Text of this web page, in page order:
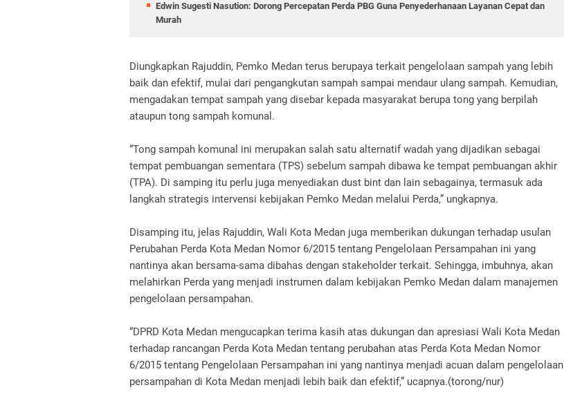
Edwin Sugesti Nasution: Dorong Percepatan Perda PBG Guna Penyederhanaan Layanan Cepat dan
Murah
Diungkapkan Rajuddin, Pemko Medan terus berupaya terkait pengelolaan sampah yang lebih
baik dan efektif, mulai dari pengangkutan sampah sampai mendaur ulang sampah. Kemudian,
mengadakan tempat sampah yang disebar kepada masyarakat berupa tong yang berpilah
ataupun tong sampah komunal.
“Tong sampah komunal ini merupakan salah satu alternatif wadah yang dijadikan sebagai
tempat pembuangan sementara (TPS) sebelum sampah dibawa ke tempat pembuangan akhir
(TPA). Di samping itu perlu juga menyediakan dust bint dan lain sebagainya, termasuk ada
langkah strategis intervensi kebijakan Pemko Medan melalui Perda,” ungkapnya.
Disamping itu, jelas Rajuddin, Wali Kota Medan juga memberikan dukungan terhadap usulan
Perubahan Perda Kota Medan Nomor 6/2015 tentang Pengelolaan Persampahan ini yang
nantinya akan bersama-sama dibahas dengan stakeholder terkait. Sehingga, imbuhnya, akan
melahirkan Perda yang menjadi instrumen dalam kebijakan Pemko Medan dalam manajemen
pengelolaan persampahan.
“DPRD Kota Medan mengucapkan terima kasih atas dukungan dan apresiasi Wali Kota Medan
terhadap rancangan Perda Kota Medan tentang perubahan atas Perda Kota Medan Nomor
6/2015 tentang Pengelolaan Persampahan ini yang nantinya menjadi acuan dalam pengelolaan
persampahan di Kota Medan menjadi lebih baik dan efektif,” ucapnya.(torong/nur)